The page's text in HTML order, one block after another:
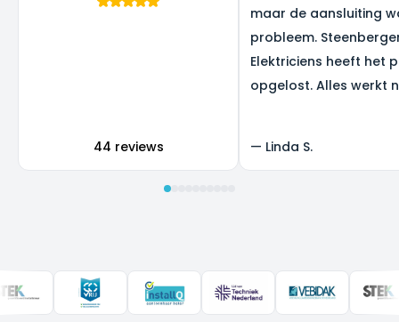
44 reviews
maar de aansluiting
probleem.
Elektriciens heeft het
opgelost. Alles werkt
— Linda S.